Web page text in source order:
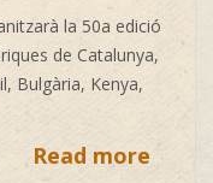
la 50a edició
de Catalunya,
Bulgària, Kenya,
Read more